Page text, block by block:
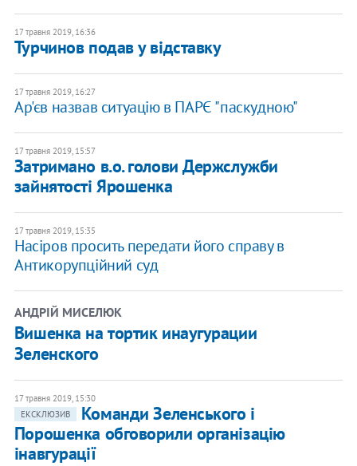
17 травня 2019, 16:36
Турчинов подав у відставку
17 травня 2019, 16:27
Ар'єв назвав ситуацію в ПАРЄ "паскудною"
17 травня 2019, 15:57
Затримано в.о. голови Держслужби
зайнятості Ярошенка
17 травня 2019, 15:35
Насіров просить передати його справу в
Антикорупційний суд
АНДРІЙ МИСЕЛЮК
Вишенка на тортик инаугурации
Зеленского
17 травня 2019, 15:30
ЕКСКЛЮЗИВ
Команди Зеленського і
Порошенка обговорили організацію
інавгурації